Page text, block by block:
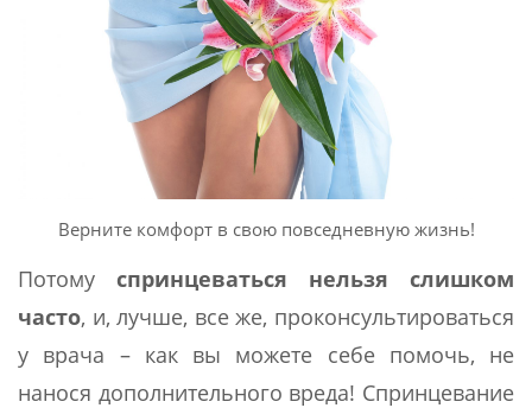
Верните комфорт в свою повседневную жизнь!
Потому спринцеваться нельзя слишком
часто, и, лучше, все же, проконсультироваться
у врача – как вы можете себе помочь, не
нанося дополнительного вреда! Спринцевание